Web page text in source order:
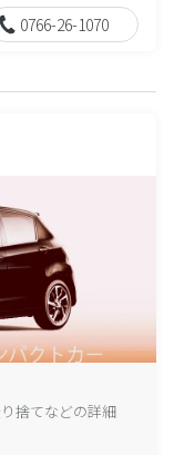
0766-26-1070
捨てなどの詳細